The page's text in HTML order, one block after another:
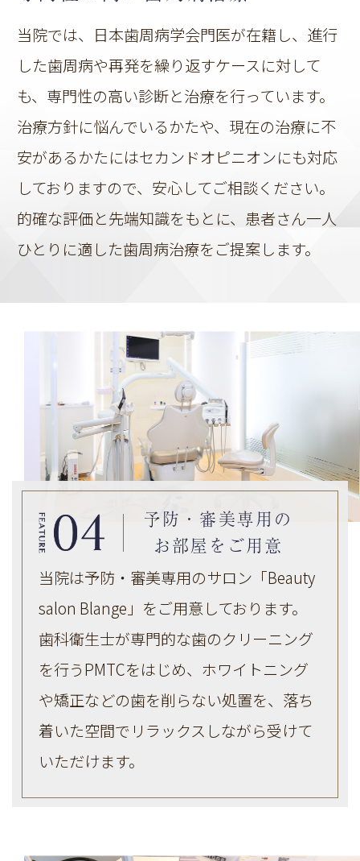
当院では、日本歯周病学会門医が在籍し、進行
した歯周病や再発を繰り返すケースに対して
も、専門性の高い診断と治療を行っています。
治療方針に悩んでいるかたや、現在の治療に不
安があるかたにはセカンドオピニオンにも対応
しておりますので、安心してご相談ください。
的確な評価と先端知識をもとに、患者さん一人
ひとりに適した歯周病治療をご提案します。
予防・審美専用の
お部屋をご用意
当院は予防・審美専用のサロン「Beauty
salon Blange」をご用意しております。
歯科衛生士が専門的な歯のクリーニング
を行うPMTCをはじめ、ホワイトニング
や矯正などの歯を削らない処置を、落ち
着いた空間でリラックスしながら受けて
いただけます。